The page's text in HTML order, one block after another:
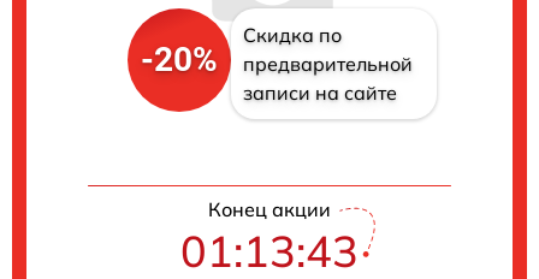
-20%
Скидка по
предварительной
записи на сайте
Конец акции
01:13:42